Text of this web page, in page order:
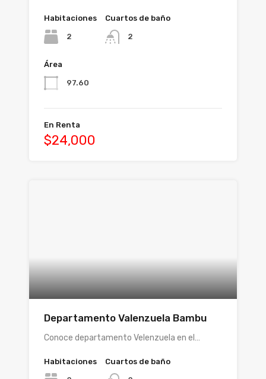
Habitaciones
2
Cuartos de baño
2
Área
97.60
En Renta
$24,000
Departamento Valenzuela Bambu
Conoce departamento Velenzuela en el…
Habitaciones Cuartos de baño